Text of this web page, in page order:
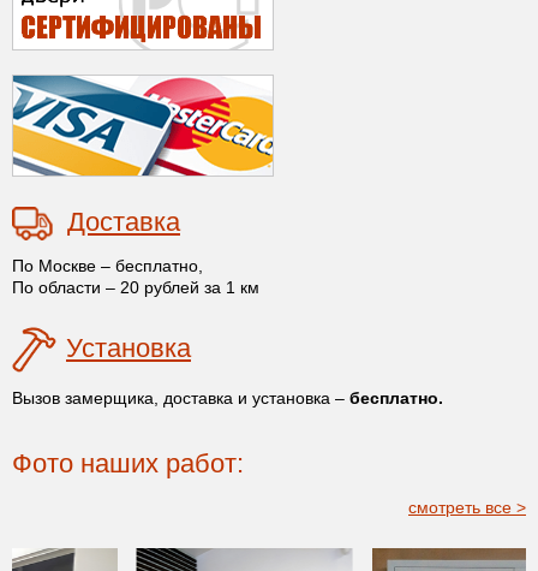
Доставка
По Москве – бесплатно,
По области – 20 рублей за 1 км
Установка
Вызов замерщика, доставка и установка – бесплатно.
Фото наших работ:
смотреть все >